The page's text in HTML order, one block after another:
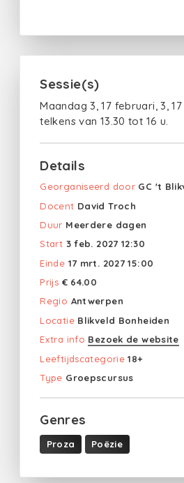
Sessie(s)
Maandag 3, 17 februari, 3,
telkens van 13.30 tot 16 u.
Details
Georganiseerd door GC 't
Docent David Troch
Duur Meerdere dagen
Start 3 feb. 2027 12:30
Einde 17 mrt. 2027 15:00
Prijs € 64.00
Regio Antwerpen
Locatie Blikveld Bonheiden
Extra info Bezoek de website
Leeftijdscategorie 18+
Type Groepscursus
Genres
Proza Poëzie